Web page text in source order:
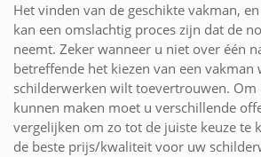
Het vinden van de geschikte vakman,
kan een omslachtig proces zijn dat de
neemt. Zeker wanneer u niet over één
betreffende het kiezen van een vakman
schilderwerken wilt toevertrouwen. Om
kunnen maken moet u verschillende
vergelijken om zo tot de juiste keuze te
de beste prijs/kwaliteit voor uw